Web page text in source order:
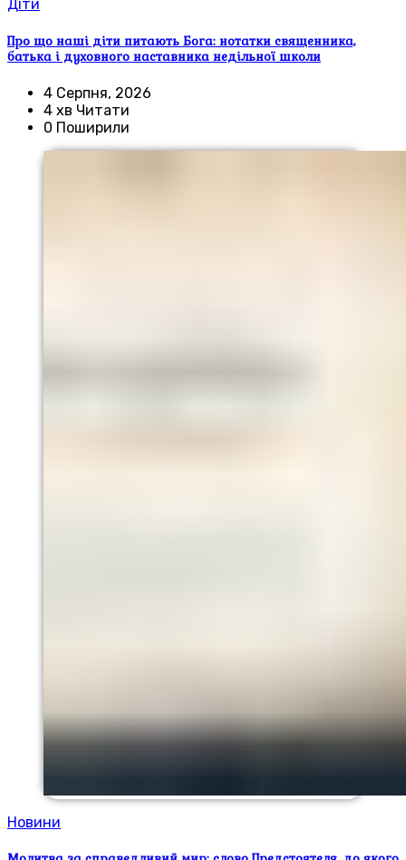
Діти
Про що наші діти питають Бога: нотатки священника,
батька і духовного наставника недільної школи
4 Серпня, 2026
4 хв Читати
0 Поширили
Новини